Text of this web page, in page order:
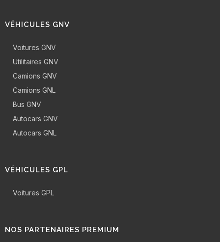
VÉHICULES GNV
Voitures GNV
Utilitaires GNV
Camions GNV
Camions GNL
Bus GNV
Autocars GNV
Autocars GNL
VÉHICULES GPL
Voitures GPL
NOS PARTENAIRES PREMIUM